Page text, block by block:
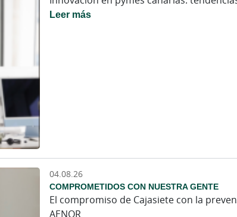
Leer más
04.08.26
COMPROMETIDOS CON NUESTRA GENTE
El compromiso de Cajasiete con la
AENOR